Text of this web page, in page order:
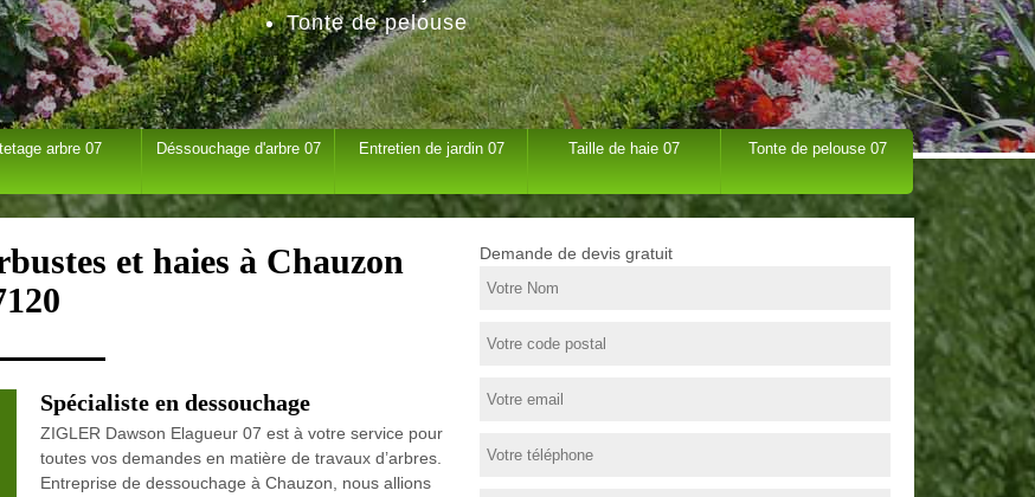
Tonte de pelouse
arbre 07 Déssouchage d'arbre 07 Entretien de jardin 07 Taille de haie 07 Tonte de pelouse 07
et haies à Chauzon
Spécialiste en dessouchage
ZIGLER Dawson Elagueur 07 est à votre service pour
toutes vos demandes en matière de travaux d’arbres.
Entreprise de dessouchage à Chauzon, nous allions
Demande de devis gratuit